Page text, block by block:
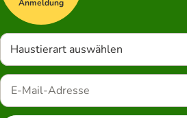
Anmeldung
Haustierart auswählen